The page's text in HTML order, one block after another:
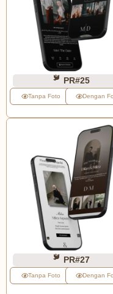
PR#25
Tanpa Foto Dengan
PR#27
Tanpa Foto Dengan